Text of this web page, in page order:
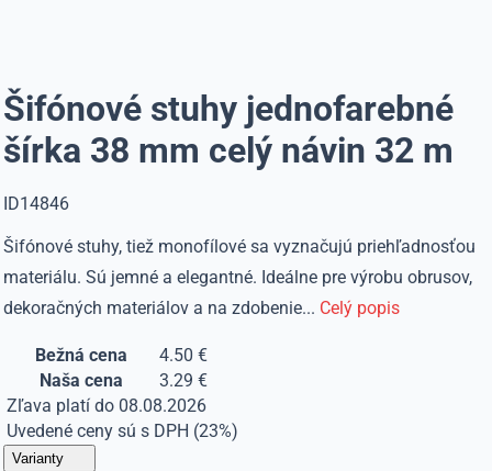
Šifónové stuhy jednofarebné
šírka 38 mm celý návin 32 m
ID14846
Šifónové stuhy, tiež monofílové sa vyznačujú priehľadnosťou
materiálu. Sú jemné a elegantné. Ideálne pre výrobu obrusov,
dekoračných materiálov a na zdobenie... Celý popis
Bežná cena
4.50 €
Naša cena
3.29 €
Zľava platí do 08.08.2026
Uvedené ceny sú s DPH (23%)
Varianty